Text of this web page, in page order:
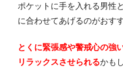
ポケットに手を入れる男性
に合わせてあげるのがおす
とくに緊張感や警戒心の強
リラックスさせられるかも